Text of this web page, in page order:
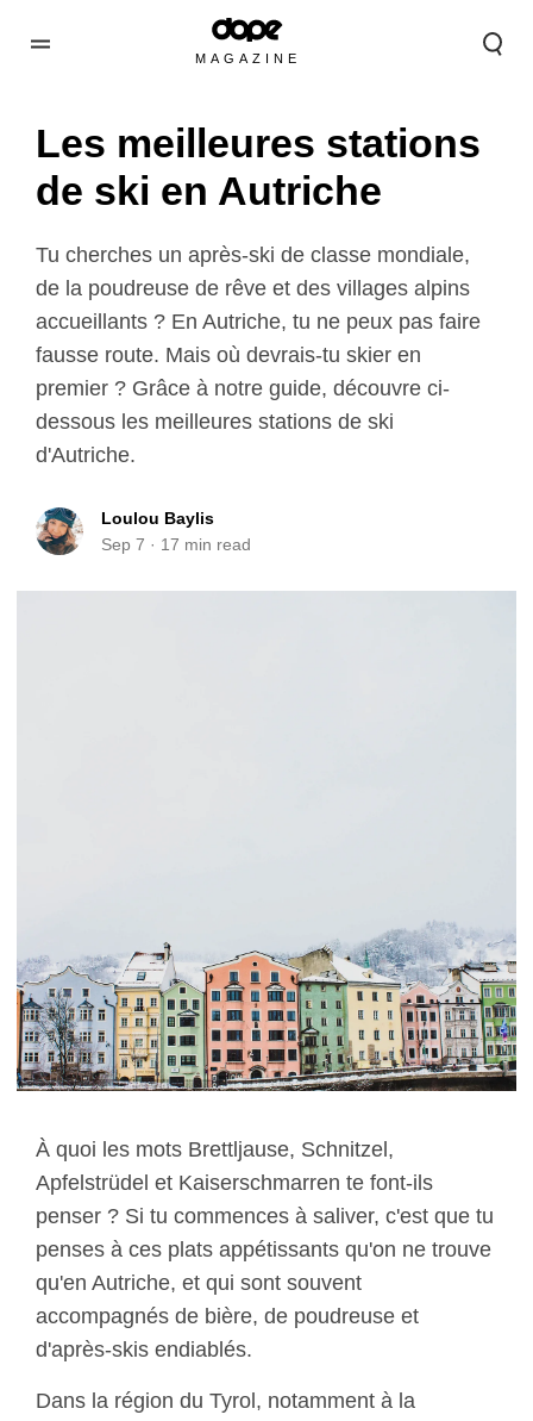
MAGAZINE
Les meilleures stations
de ski en Autriche
Tu cherches un après-ski de classe mondiale,
de la poudreuse de rêve et des villages alpins
accueillants ? En Autriche, tu ne peux pas faire
fausse route. Mais où devrais-tu skier en
premier ? Grâce à notre guide, découvre ci-
dessous les meilleures stations de ski
d'Autriche.
Loulou Baylis
Sep 7 · 17 min read
À quoi les mots Brettljause, Schnitzel,
Apfelstrüdel et Kaiserschmarren te font-ils
penser ? Si tu commences à saliver, c'est que tu
penses à ces plats appétissants qu'on ne trouve
qu'en Autriche, et qui sont souvent
accompagnés de bière, de poudreuse et
d'après-skis endiablés.
Dans la région du Tyrol, notamment à la